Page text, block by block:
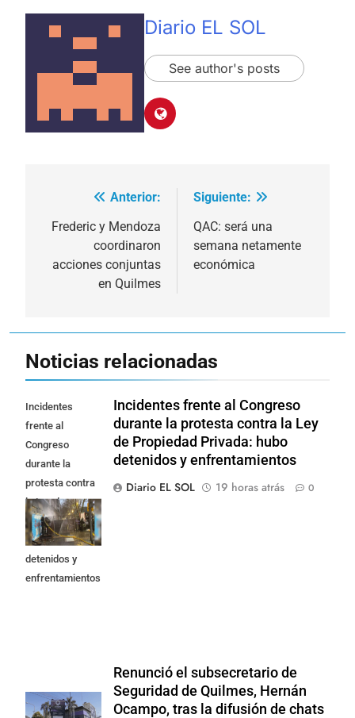
Diario EL SOL
See author's posts
Navegación
de
entradas
Anterior:
Frederic y Mendoza
coordinaron
acciones conjuntas
en Quilmes
Siguiente:
QAC: será una
semana netamente
económica
Noticias relacionadas
Incidentes
frente al
Congreso
durante la
protesta contra
la Ley de
Propiedad
Privada: hubo
detenidos y
enfrentamientos
Incidentes frente al Congreso
durante la protesta contra la Ley
de Propiedad Privada: hubo
detenidos y enfrentamientos
Diario EL SOL
19 horas atrás 0
Renunció el subsecretario de
Seguridad de Quilmes, Hernán
Ocampo, tras la difusión de chats